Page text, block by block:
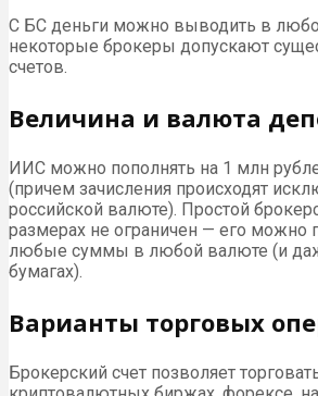
С БС деньги можно выводить в
некоторые брокеры допускают
счетов.
Величина и валюта
ИИС можно пополнять на 1 млн
(причем зачисления происходят
российской валюте). Простой
размерах не ограничен — его можно
любые суммы в любой валюте (и
бумагах).
Варианты торговых
Брокерский счет позволяет